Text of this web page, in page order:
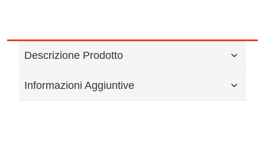
Descrizione Prodotto
Informazioni Aggiuntive